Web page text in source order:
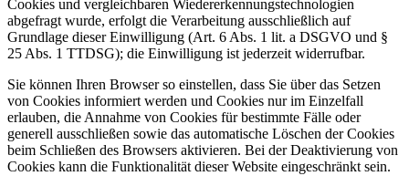
Cookies und vergleichbaren Wiedererkennungstechnologien
abgefragt wurde, erfolgt die Verarbeitung ausschließlich auf
Grundlage dieser Einwilligung (Art. 6 Abs. 1 lit. a DSGVO und §
25 Abs. 1 TTDSG); die Einwilligung ist jederzeit widerrufbar.
Sie können Ihren Browser so einstellen, dass Sie über das Setzen
von Cookies informiert werden und Cookies nur im Einzelfall
erlauben, die Annahme von Cookies für bestimmte Fälle oder
generell ausschließen sowie das automatische Löschen der Cookies
beim Schließen des Browsers aktivieren. Bei der Deaktivierung von
Cookies kann die Funktionalität dieser Website eingeschränkt sein.